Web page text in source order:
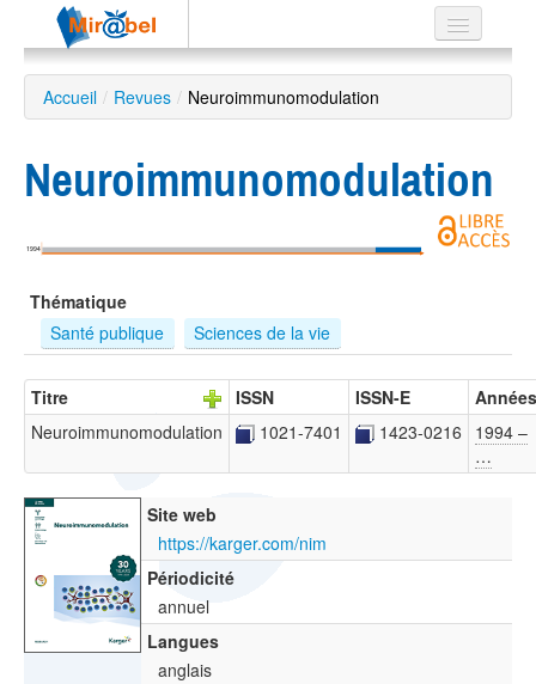
Le réseau
Soutien
Recherche
avancée
EN
ES
?
Accueil / Revues / Neuroimmunomodulation
Neuroimmunomodulation
1994
Thématique
Santé publique
Sciences de la vie
Titre ISSN ISSN-E
Années
Neuroimmunomodulation
1021-7401 1423-0216
1994 –
…
Site web
https://karger.com/nim
Périodicité
annuel
Langues
anglais